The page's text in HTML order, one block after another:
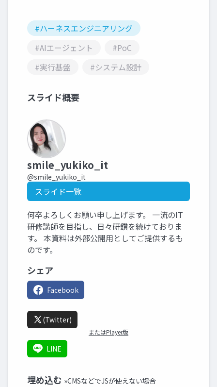
#ハーネスエンジニアリング
#AIエージェント
#PoC
#実行基盤
#システム設計
スライド概要
smile_yukiko_it
@smile_yukiko_it
スライド一覧
何卒よろしくお願い申し上げます。 一流のIT
研修講師を目指し、日々研鑽を続けておりま
す。 本資料は外部公開用としてご提供するも
のです。
シェア
Facebook
(Twitter)
またはPlayer版
LINE
埋め込む »CMSなどでJSが使えない場合